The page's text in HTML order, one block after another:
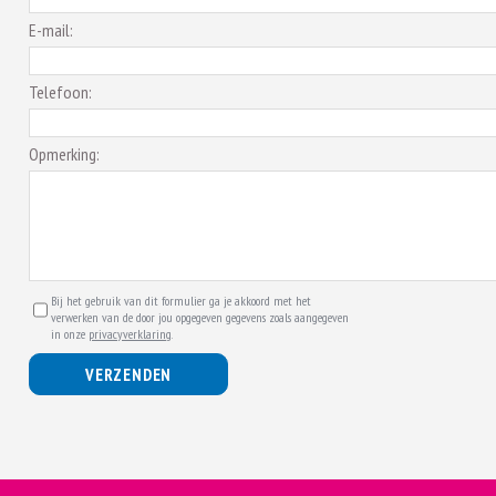
E-mail:
Telefoon:
Opmerking:
Bij het gebruik van dit formulier ga je akkoord met het
verwerken van de door jou opgegeven gegevens zoals aangegeven
in onze privacyverklaring.
VERZENDEN